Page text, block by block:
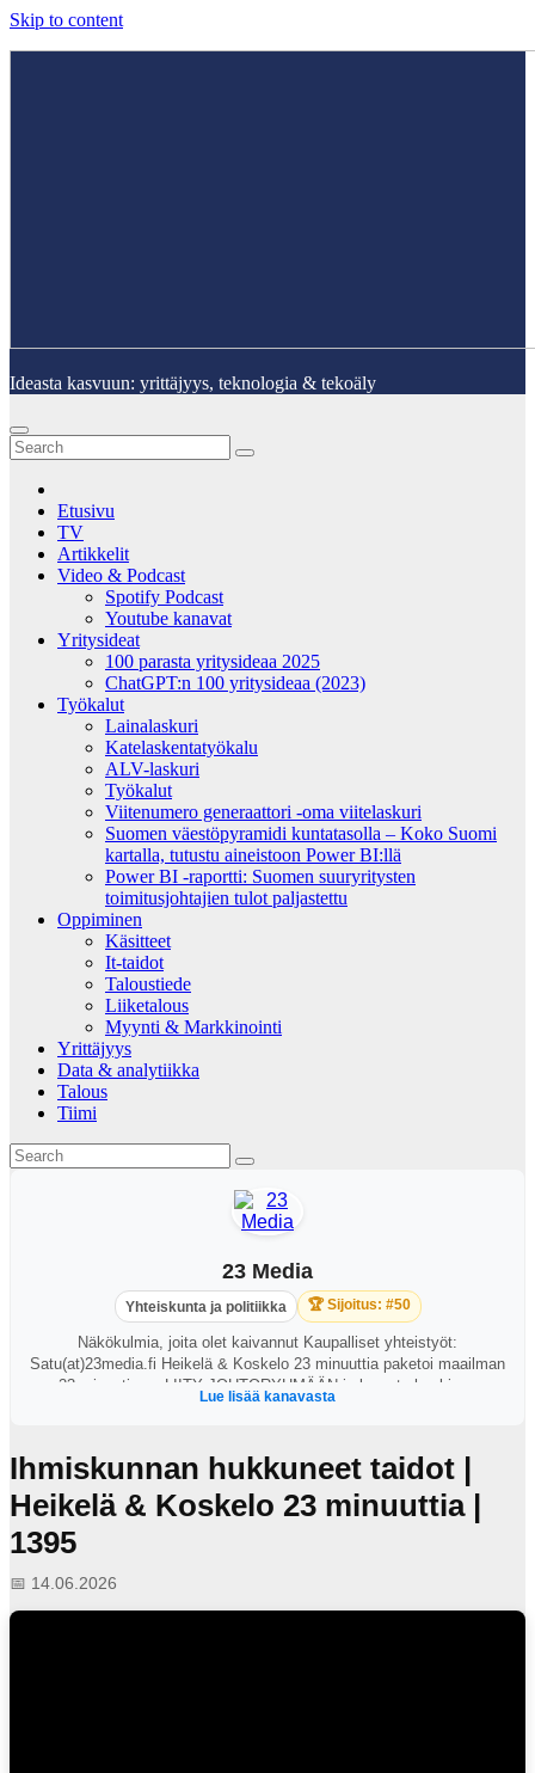
Skip to content
Ideasta kasvuun: yrittäjyys, teknologia & tekoäly
Etusivu
TV
Artikkelit
Video & Podcast
Spotify Podcast
Youtube kanavat
Yritysideat
100 parasta yritysideaa 2025
ChatGPT:n 100 yritysideaa (2023)
Työkalut
Lainalaskuri
Katelaskentatyökalu
ALV-laskuri
Työkalut
Viitenumero generaattori -oma viitelaskuri
Suomen väestöpyramidi kuntatasolla – Koko Suomi
kartalla, tutustu aineistoon Power BI:llä
Power BI -raportti: Suomen suuryritysten
toimitusjohtajien tulot paljastettu
Oppiminen
Käsitteet
It-taidot
Taloustiede
Liiketalous
Myynti & Markkinointi
Yrittäjyys
Data & analytiikka
Talous
Tiimi
23 Media
Yhteiskunta ja politiikka 🏆 Sijoitus: #50
Näkökulmia, joita olet kaivannut Kaupalliset yhteistyöt:
Satu(at)23media.fi Heikelä & Koskelo 23 minuuttia paketoi maailman
23 minuutissa. LIITY JOHTORYHMÄÄN ja lunasta henkinen
etumatkasi etuoikeutettuna! Katsot 23 minuuttia viidesti viikossa
Join/Liity-namiskaa Youtubessa tai Spotifyssa ja korjaa potti himaan.
Seuraa Instassa: www.instagram.com/23minuuttia/ Ja X:ssä:
https://twitter.com/23minuuttia
Lue lisää kanavasta
Ihmiskunnan hukkuneet taidot |
Heikelä & Koskelo 23 minuuttia |
1395
📅 14.06.2026